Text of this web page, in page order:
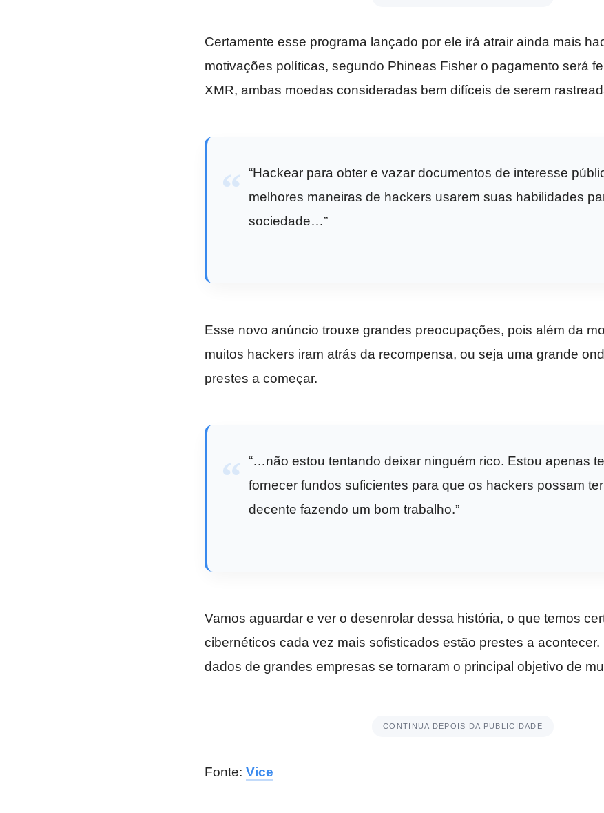
Certamente esse programa lançado por ele irá atrair ainda mais
motivações políticas, segundo Phineas Fisher o pagamento será
XMR, ambas moedas consideradas bem difíceis de serem
“Hackear para obter e vazar documentos de interesse
melhores maneiras de hackers usarem suas habilidades
sociedade…”
Esse novo anúncio trouxe grandes preocupações, pois além da
muitos hackers iram atrás da recompensa, ou seja uma grande
prestes a começar.
“…não estou tentando deixar ninguém rico. Estou apenas
fornecer fundos suficientes para que os hackers possam
decente fazendo um bom trabalho.”
Vamos aguardar e ver o desenrolar dessa história, o que temos
cibernéticos cada vez mais sofisticados estão prestes a
dados de grandes empresas se tornaram o principal objetivo de
CONTINUA DEPOIS DA PUBLICIDADE
Fonte: Vice